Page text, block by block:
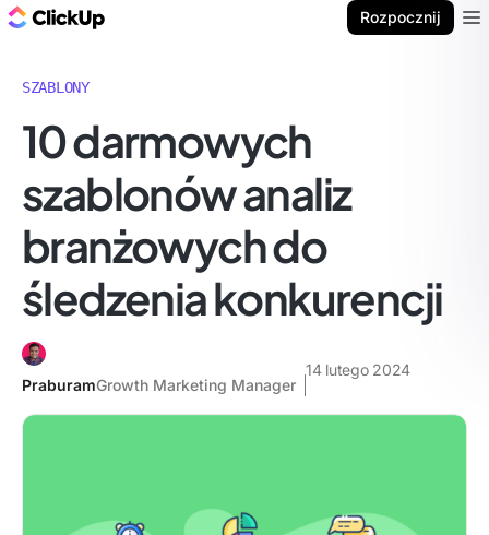
Rozpocznij
SZABLONY
10 darmowych
szablonów analiz
branżowych do
śledzenia konkurencji
PraburamGrowth Marketing Manager
14 lutego 2024